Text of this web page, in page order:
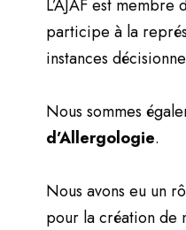
L’AJAF est membre
participe à la
instances
Nous sommes
d’Allergologie.
Nous avons eu un
pour la création de